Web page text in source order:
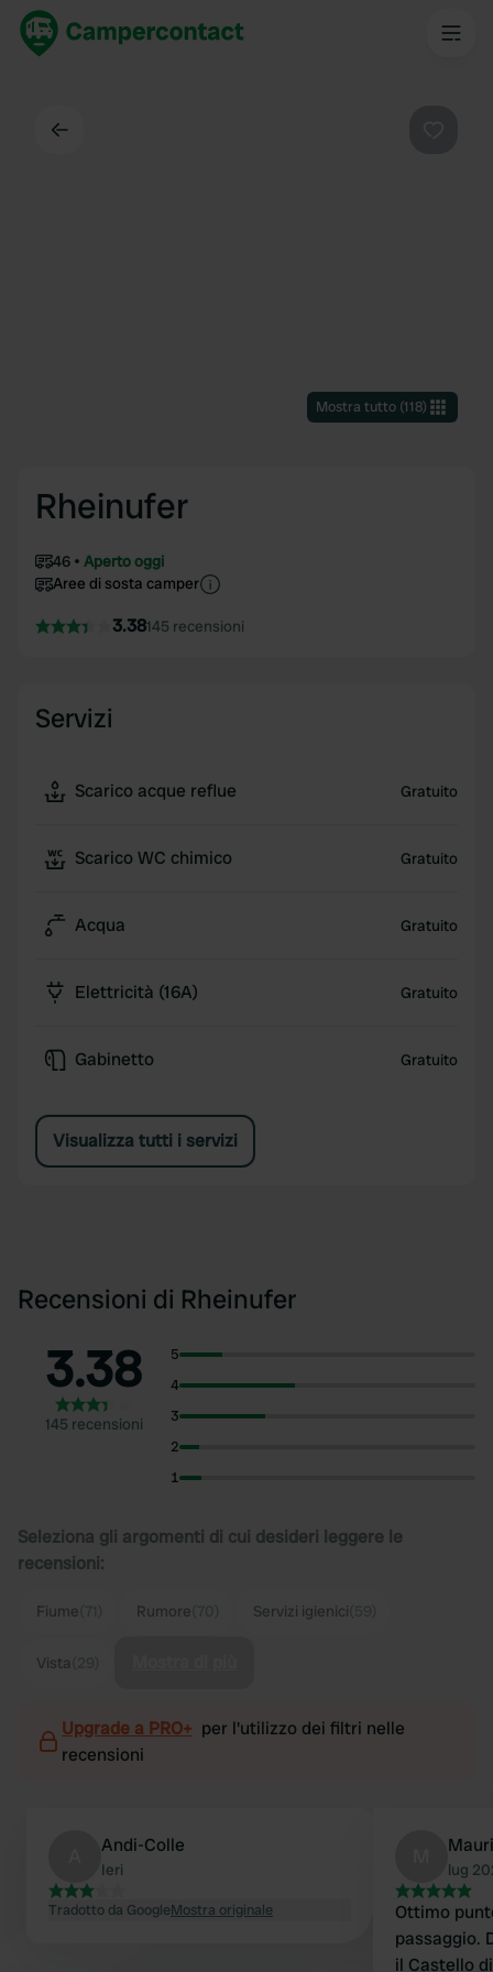
Mostra tutto(118)
Rheinufer
46
Aperto oggi
Aree di sosta camper
3.38145 recensioni
Servizi
Scarico acque reflue Gratuito
Scarico WC chimico Gratuito
Acqua Gratuito
Elettricità (16A) Gratuito
Gabinetto Gratuito
Visualizza tutti i servizi
Recensioni di Rheinufer
3.38
145 recensioni
5
4
3
2
1
Seleziona gli argomenti di cui desideri leggere le
recensioni:
Fiume Rumore Servizi igienici
Vista
Upgrade a PRO+ per l'utilizzo dei filtri nelle
recensioni
Andi-Colle
Ieri
Tradotto da GoogleMostra originale
lug
Ottimo
passaggio.
il Castello